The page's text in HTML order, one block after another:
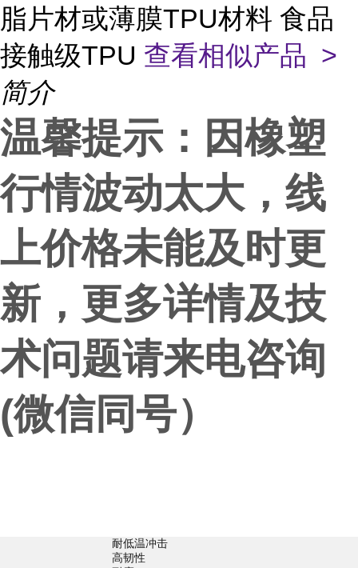
脂片材或薄膜TPU材料 食品
接触级TPU 查看相似产品 >
简介
温馨提示：因橡塑
行情波动太大，线
上价格未能及时更
新，更多详情及技
术问题请来电咨询
(微信同号）
耐低温冲击
高韧性